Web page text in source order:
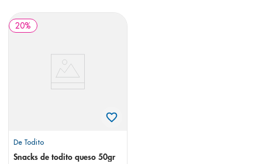
20%
De Todito
Snacks de todito queso 50gr
6. shampoo
7.
panolini
prueba embarazo